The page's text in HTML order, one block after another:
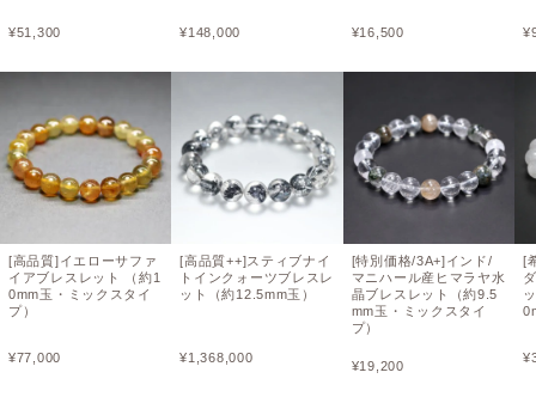
¥51,300
[高品質]イエローサファ
イアブレスレット （約1
0mm玉・ミックスタイ
プ）
¥77,000
¥148,000
[高品質++]スティブナイ
トインクォーツブレスレ
ット（約12.5mm玉）
¥1,368,000
¥16,500
[特別価格/3A+]インド/
マニハール産ヒマラヤ水
晶ブレスレット（約9.5
mm玉・ミックスタイ
プ）
¥19,200
¥
[
¥